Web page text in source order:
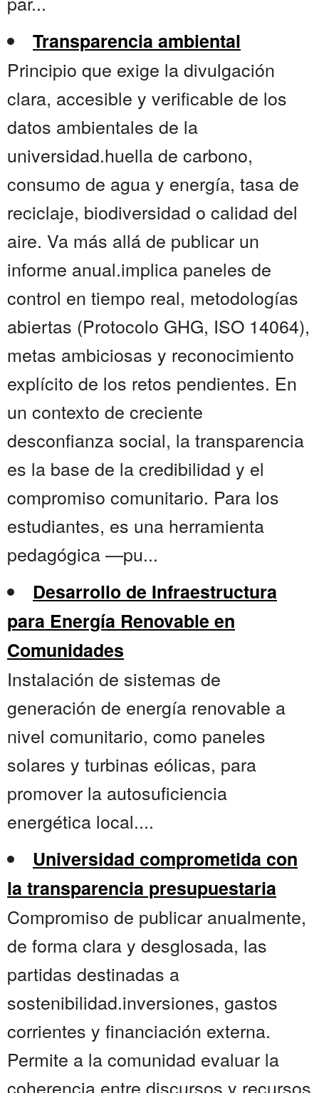
Transparencia ambiental
Principio que exige la divulgación
clara, accesible y verificable de los
datos ambientales de la
universidad.huella de carbono,
consumo de agua y energía, tasa de
reciclaje, biodiversidad o calidad del
aire. Va más allá de publicar un
informe anual.implica paneles de
control en tiempo real, metodologías
abiertas (Protocolo GHG, ISO 14064),
metas ambiciosas y reconocimiento
explícito de los retos pendientes. En
un contexto de creciente
desconfianza social, la transparencia
es la base de la credibilidad y el
compromiso comunitario. Para los
estudiantes, es una herramienta
pedagógica —pu...
Desarrollo de Infraestructura
para Energía Renovable en
Comunidades
Instalación de sistemas de
generación de energía renovable a
nivel comunitario, como paneles
solares y turbinas eólicas, para
promover la autosuficiencia
energética local....
Universidad comprometida con
la transparencia presupuestaria
Compromiso de publicar anualmente,
de forma clara y desglosada, las
partidas destinadas a
sostenibilidad.inversiones, gastos
corrientes y financiación externa.
Permite a la comunidad evaluar la
coherencia entre discursos y recursos